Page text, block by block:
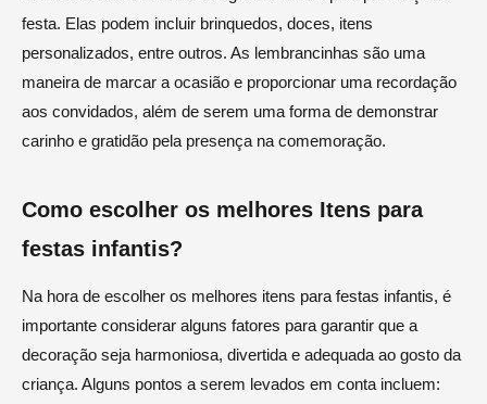
festa. Elas podem incluir brinquedos, doces, itens
personalizados, entre outros. As lembrancinhas são uma
maneira de marcar a ocasião e proporcionar uma recordação
aos convidados, além de serem uma forma de demonstrar
carinho e gratidão pela presença na comemoração.
Como escolher os melhores Itens para
festas infantis?
Na hora de escolher os melhores itens para festas infantis, é
importante considerar alguns fatores para garantir que a
decoração seja harmoniosa, divertida e adequada ao gosto da
criança. Alguns pontos a serem levados em conta incluem: